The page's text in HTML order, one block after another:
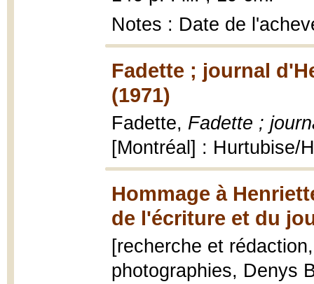
Notes : Date de
Fadette ; journal
(1971)
Fadette, Fadette ;
[Montréal] : Hurtubise/
Hommage à
de l'écriture et du
[recherche et
photographies, Denys